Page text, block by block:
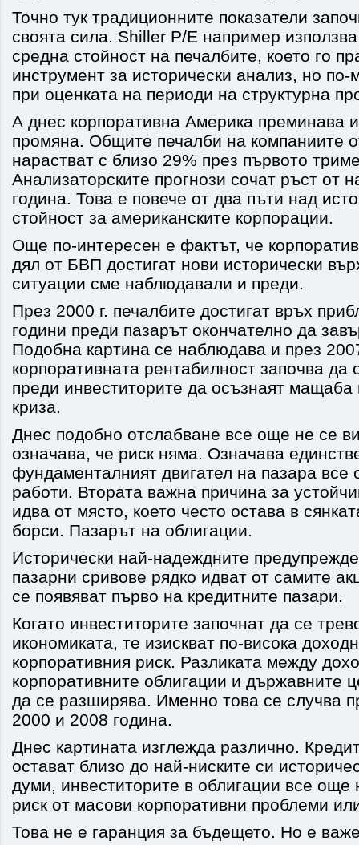
Точно тук традиционните показатели
своята сила. Shiller P/E например
средна стойност на печалбите, което го
инструмент за исторически анализ, но
при оценката на периоди на структурна
А днес корпоративна Америка преминава
промяна. Общите печалби на компаниите
нарастват с близо 29% през първото
Анализаторските прогнози сочат ръст от
година. Това е повече от два пъти над
стойност за американските корпорации.
Още по-интересен е фактът, че
дял от БВП достигат нови исторически
ситуации сме наблюдавали и преди.
През 2000 г. печалбите достигат връх
години преди пазарът окончателно да
Подобна картина се наблюдава и през
корпоративната рентабилност започва да
преди инвеститорите да осъзнаят
криза.
Днес подобно отслабване все още не се
означава, че риск няма. Означава
фундаменталният двигател на пазара все
работи. Втората важна причина за
идва от място, което често остава в
борси. Пазарът на облигации.
Исторически най-надеждните
пазарни сривове рядко идват от самите
се появяват първо на кредитните пазари.
Когато инвеститорите започнат да се
икономиката, те изискват по-висока
корпоративния риск. Разликата между
корпоративните облигации и държавните
да се разширява. Именно това се случва
2000 и 2008 година.
Днес картината изглежда различно.
остават близо до най-ниските си
думи, инвеститорите в облигации все още
риск от масови корпоративни проблеми
Това не е гаранция за бъдещето. Но е